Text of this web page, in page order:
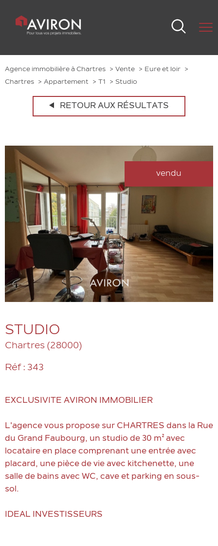
Agence immobilière à Chartres Vente
Eure et loir
Chartres
Appartement T1 Studio
RETOUR AUX RÉSULTATS
vendu
STUDIO
Chartres (28000)
Réf : 343
EXCLUSIVITE AVIRON IMMOBILIER
L'agence vous propose sur CHARTRES dans la Rue
du Grand Faubourg, un studio de 30 m² avec
locataire en place comprenant une entrée avec
placard, une pièce de vie avec kitchenette, une
salle de bains avec WC, cave et parking en sous-
sol.
IDEAL INVESTISSEURS